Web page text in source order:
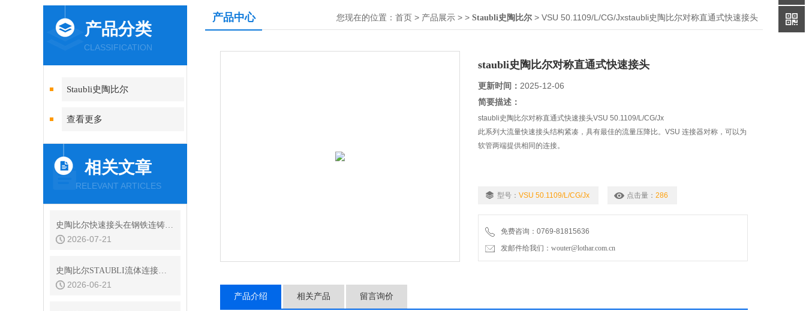
产品分类
CLASSIFICATION
Staubli史陶比尔
查看更多
相关文章
RELEVANT ARTICLES
史陶比尔快速接头在钢铁连铸设备结晶器冷却水快换中的耐振动性
2026-07-21
史陶比尔STAUBLI流体连接器的平面阀技术与无滴漏设计
2026-06-21
产品中心 您现在的位置： 首页 > 产品展示 > > Staubli史陶比尔 > VSU 50.1109/L/CG/Jxstaubli史陶比尔对称直通式快速接头
staubli史陶比尔对称直通式快速接头
更新时间： 2025-12-06
简要描述：
staubli史陶比尔对称直通式快速接头VSU 50.1109/L/CG/Jx
此系列大流量快速接头结构紧凑，具有最佳的流量压降比。VSU 连接器对称，可以为
软管两端提供相同的连接。
型号： VSU 50.1109/L/CG/Jx 点击量： 286
免费咨询：0769-81815636
发邮件给我们：wouter@lothar.com.cn
产品介绍 相关产品 留言询价